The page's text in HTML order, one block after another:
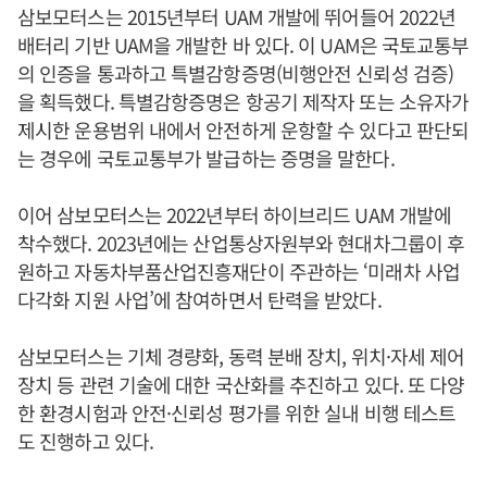
삼보모터스는 2015년부터 UAM 개발에 뛰어들어 2022년
배터리 기반 UAM을 개발한 바 있다. 이 UAM은 국토교통부
의 인증을 통과하고 특별감항증명(비행안전 신뢰성 검증)
을 획득했다. 특별감항증명은 항공기 제작자 또는 소유자가
제시한 운용범위 내에서 안전하게 운항할 수 있다고 판단되
는 경우에 국토교통부가 발급하는 증명을 말한다.
이어 삼보모터스는 2022년부터 하이브리드 UAM 개발에
착수했다. 2023년에는 산업통상자원부와 현대차그룹이 후
원하고 자동차부품산업진흥재단이 주관하는 ‘미래차 사업
다각화 지원 사업’에 참여하면서 탄력을 받았다.
삼보모터스는 기체 경량화, 동력 분배 장치, 위치·자세 제어
장치 등 관련 기술에 대한 국산화를 추진하고 있다. 또 다양
한 환경시험과 안전·신뢰성 평가를 위한 실내 비행 테스트
도 진행하고 있다.